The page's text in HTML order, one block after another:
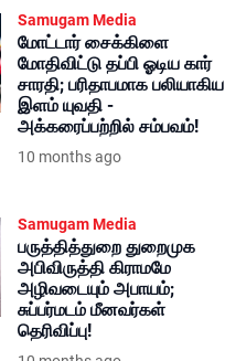
Samugam Media
மோட்டார் சைக்கிளை
மோதிவிட்டு தப்பி ஓடிய கார்
சாரதி; பரிதாபமாக பலியாகிய
இளம் யுவதி -
அக்கரைப்பற்றில் சம்பவம்!
10 months ago
Samugam Media
பருத்தித்துறை துறைமுக
அபிவிருத்தி கிராமமே
அழிவடையும் அபாயம்;
சுப்பர்மடம் மீனவர்கள்
தெரிவிப்பு!